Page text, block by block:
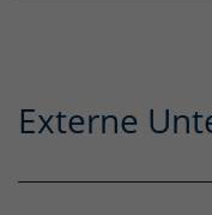
Externe